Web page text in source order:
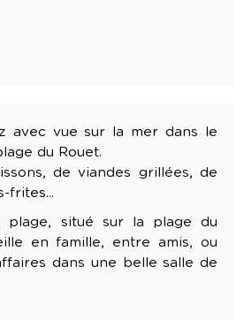
avec vue sur la mer dans le
du Rouet.
de viandes grillées, de
frites...
plage, situé sur la plage du
en famille, entre amis, ou
dans une belle salle de